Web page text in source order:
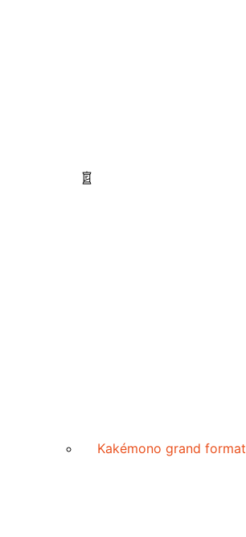
Kakémono grand format